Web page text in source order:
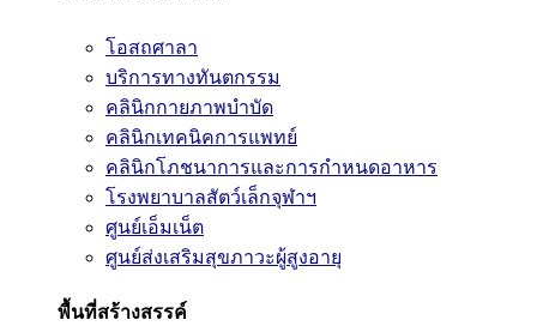
โอสถศาลา
บริการทางทันตกรรม
คลินิกกายภาพบำบัด
คลินิกเทคนิคการแพทย์
คลินิกโภชนาการและการกำหนดอาหาร
โรงพยาบาลสัตว์เล็กจุฬาฯ
ศูนย์เอ็มเน็ต
ศูนย์ส่งเสริมสุขภาวะผู้สูงอายุ
พื้นที่สร้างสรรค์